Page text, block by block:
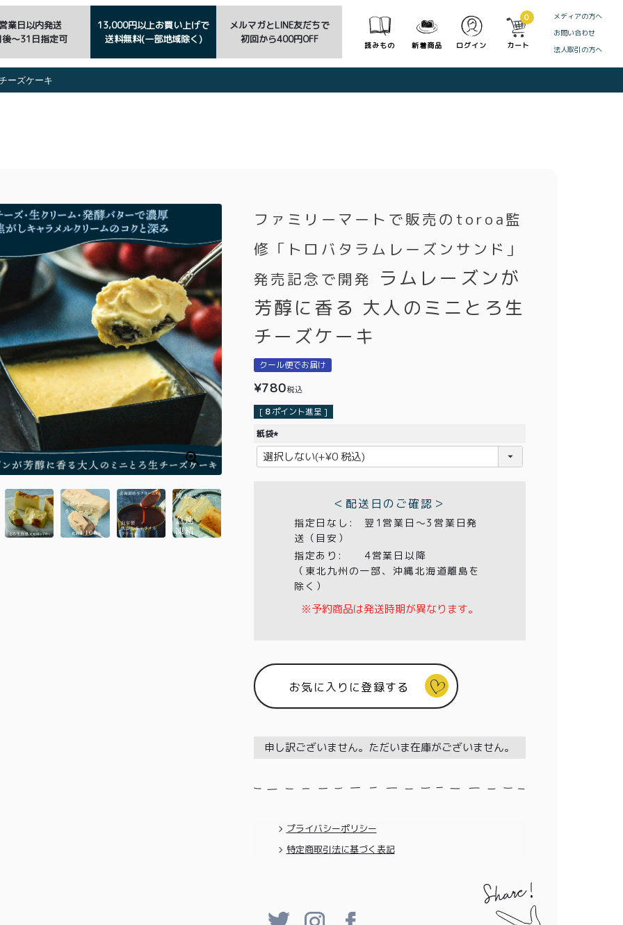
業日以内発送
後〜31日指定可
13,000円以上お買い上げで
送料無料(一部地域除く)
メルマガとLINE友だちで
初回から400円OFF
読みもの 新着商品 ログイン
0
カート
メディアの方へ
お問い合わせ
法人取引の方へ
CLOSE
ーズケーキ
ファミリーマートで販売のtoroa監
修「トロバタラムレーズンサンド」
発売記念で開発
ラムレーズンが
芳醇に香る 大人のミニとろ生
チーズケーキ
クール便でお届け
¥780税込
[ 8 ポイント進呈 ]
紙袋
(
必
＜配送日のご確認＞
指定日なし:
翌1営業日〜3営業日発
送（目安）
指定あり:
4営業日以降
（東北九州の一部、沖縄北海道離島を
除く）
※予約商品は発送時期が異なります。
お気に入りに登録する
申し訳ございません。ただいま在庫がございません。
プライバシーポリシー
特定商取引法に基づく表記